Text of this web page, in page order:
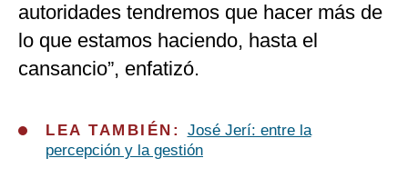
autoridades tendremos que hacer más de
lo que estamos haciendo, hasta el
cansancio”, enfatizó.
LEA TAMBIÉN: José Jerí: entre la
percepción y la gestión